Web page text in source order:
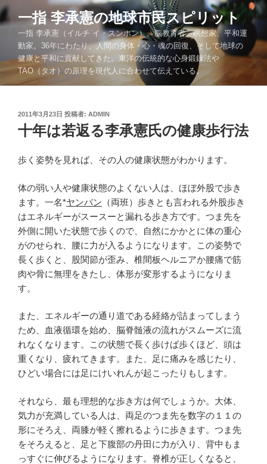
コ
ン
ツ
一指 李承憲の地球市民スピリット
一指 李承憲（イルチ イ・スンホン）。脳教育者、瞑想家、平和運
動家。36年にわたり、人間の身体・心・魂の回復、そして地球の
健康と平和に貢献してきた。東洋の伝統的な心身鍛錬法や
TAO（タオ）の原理を現代人に合わせて伝えている。
投
2011年3月23日 投稿者: ADMIN
十年は若返る李承憲氏の健康歩行法
歩く姿勢を見れば、その人の健康状態がわかります。
体の弱い人や健康状態のよくない人は、ほぼ外股で歩き
ます。一名*ヤンバン （両班）歩きとも言われる外股歩き
はエネルギーがスースーと漏れる歩き方です。つま先を
外側に開いた状態で歩くので、自然にかかとに体の重心
がのせられ、腰に力が入るようになります。この姿勢で
長く歩くと、股関節が歪み、椎間板ヘルニアか腰痛で筋
肉や骨に無理をきたし、体形が変形するようになりま
す。
また、エネルギーの通り道である経絡が詰まってしまう
ため、血液循環を始め、脳脊髄液の流れがスムーズに流
れなくなります。この状態で長く歩けば歩くほど、頭は
重くなり、疲れてきます。また、足に痛みを感じたり、
ひどい場合には足にけいれんが起こったりもします。
それなら、最も理想的な歩き方は何でしょうか。大体、
気力が充満している人は、両足のつま先を数字の１１の
形にそろえ、両膝が軽く擦れるように歩きます。つま先
をそろえると、足と下腹部の丹田に力が入り、背中もま
っすぐに伸びるようになります。脊椎が正しくなると、